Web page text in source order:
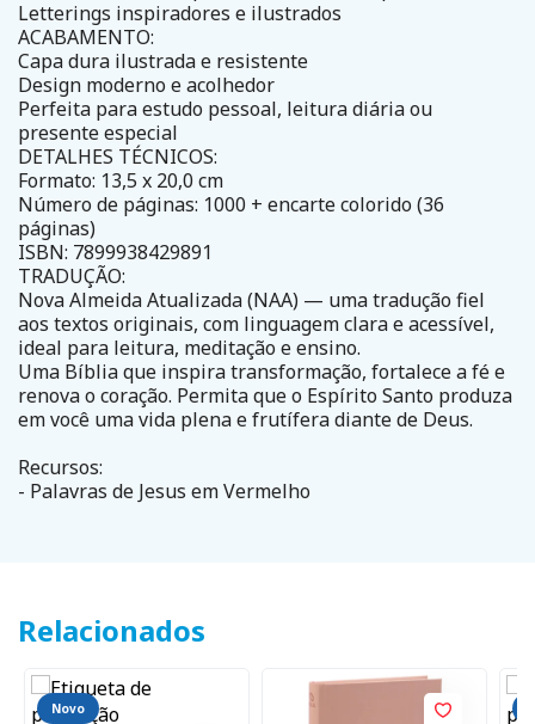
Letterings inspiradores e ilustrados
ACABAMENTO:
Capa dura ilustrada e resistente
Design moderno e acolhedor
Perfeita para estudo pessoal, leitura diária ou
presente especial
DETALHES TÉCNICOS:
Formato: 13,5 x 20,0 cm
Número de páginas: 1000 + encarte colorido (36
páginas)
ISBN: 7899938429891
TRADUÇÃO:
Nova Almeida Atualizada (NAA) — uma tradução fiel
aos textos originais, com linguagem clara e acessível,
ideal para leitura, meditação e ensino.
Uma Bíblia que inspira transformação, fortalece a fé e
renova o coração. Permita que o Espírito Santo produza
em você uma vida plena e frutífera diante de Deus.
Recursos:
- Palavras de Jesus em Vermelho
Relacionados
Novo